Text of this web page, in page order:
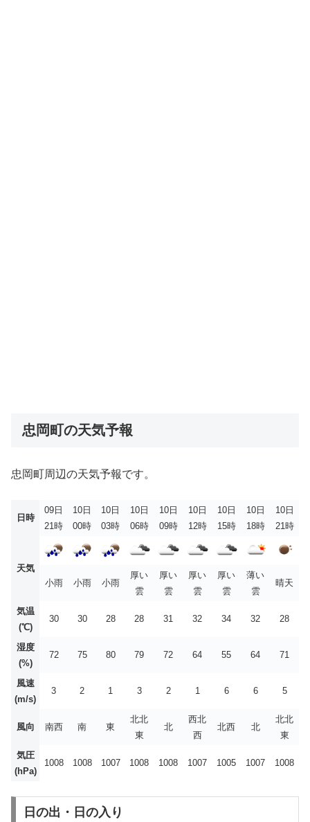
忠岡町の天気予報
忠岡町周辺の天気予報です。
日時
09日
21時
10日
00時
10日
03時
10日
06時
10日
09時
10日
12時
10日
15時
10日
18時
10日
21時
天気
小雨
小雨 小雨
厚い
雲
厚い
雲
厚い
雲
厚い
雲
薄い
雲
晴天
気温
(℃)
30 30 28 28 31 32 34 32 28
湿度
(%)
72 75 80 79 72 64 55 64 71
風速
(m/s)
3 2 1 3 2 1 6 6 5
風向 南西 南 東
北北
東
北
西北
西
北西 北
北北
東
気圧
(hPa)
1008 1008 1007 1008 1008 1007 1005 1007 1008
日の出・日の入り